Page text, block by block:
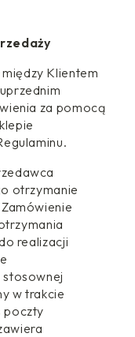
Klientem
za pomocą
otrzymanie
realizacji
w trakcie
poczty